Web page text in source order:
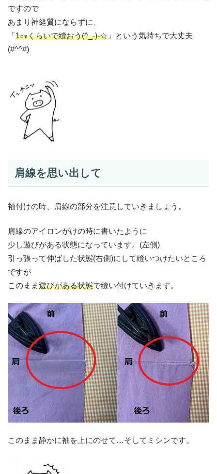
ですので
あまり神経質にならずに、
「 1㎝くらいで縫おう(^_-)-☆ 」という気持ちで大丈夫
(#^^#)
肩線を思い出して
袖付けの時、肩線の部分を注意していきましょう。
肩線のアイロンがけの時に書いたように
少し遊びがある状態になっています。(左側)
引っ張って伸ばした状態(右側)にして縫いつけたいところ
ですが
このまま 遊びがある状態で縫い付けていきます。
このまま静かに袖を上にのせて…そしてミシンです。